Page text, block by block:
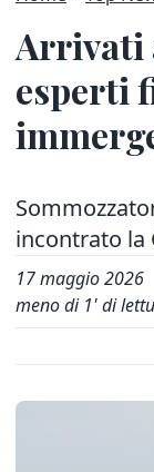
Arrivati
esperti
incontrato la
17 maggio 2026
meno di 1' di